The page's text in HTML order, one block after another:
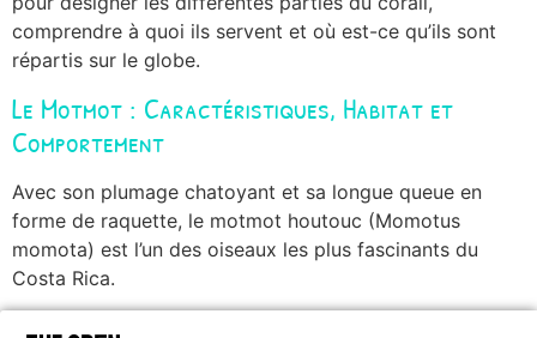
comprendre à quoi ils servent et où est-ce qu’ils sont
répartis sur le globe.
Le Motmot : Caractéristiques, Habitat et
Comportement
Avec son plumage chatoyant et sa longue queue en
forme de raquette, le motmot houtouc (Momotus
momota) est l’un des oiseaux les plus fascinants du
Costa Rica.